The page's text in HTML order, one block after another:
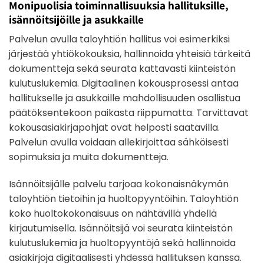
Monipuolisia toiminnallisuuksia hallituksille,
isännöitsijöille ja asukkaille
Palvelun avulla taloyhtiön hallitus voi esimerkiksi
järjestää yhtiökokouksia, hallinnoida yhteisiä tärkeitä
dokumentteja sekä seurata kattavasti kiinteistön
kulutuslukemia. Digitaalinen kokousprosessi antaa
hallitukselle ja asukkaille mahdollisuuden osallistua
päätöksentekoon paikasta riippumatta. Tarvittavat
kokousasiakirjapohjat ovat helposti saatavilla.
Palvelun avulla voidaan allekirjoittaa sähköisesti
sopimuksia ja muita dokumentteja.
Isännöitsijälle palvelu tarjoaa kokonaisnäkymän
taloyhtiön tietoihin ja huoltopyyntöihin. Taloyhtiön
koko huoltokokonaisuus on nähtävillä yhdellä
kirjautumisella. Isännöitsijä voi seurata kiinteistön
kulutuslukemia ja huoltopyyntöjä sekä hallinnoida
asiakirjoja digitaalisesti yhdessä hallituksen kanssa.